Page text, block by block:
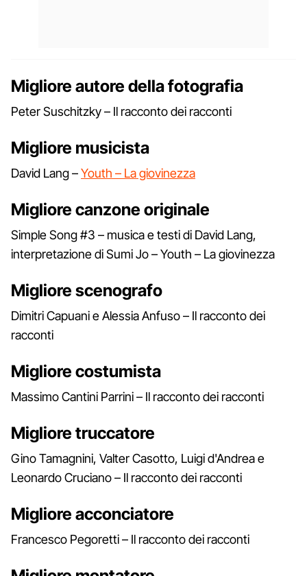
Migliore autore della fotografia
Peter Suschitzky – Il racconto dei racconti
Migliore musicista
David Lang –Youth – La giovinezza
Migliore canzone originale
Simple Song #3 – musica e testi di David Lang,
interpretazione di Sumi Jo – Youth – La giovinezza
Migliore scenografo
Dimitri Capuani e Alessia Anfuso – Il racconto dei
racconti
Migliore costumista
Massimo Cantini Parrini – Il racconto dei racconti
Migliore truccatore
Gino Tamagnini, Valter Casotto, Luigi d'Andrea e
Leonardo Cruciano – Il racconto dei racconti
Migliore acconciatore
Francesco Pegoretti – Il racconto dei racconti